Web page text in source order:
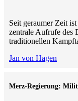
Seit geraumer Zeit
zentrale Aufrufe des
traditionellen
Jan von Hagen
Merz-Regierung: